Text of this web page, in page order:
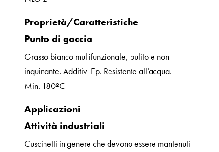
Proprietà/Caratteristiche
Punto di goccia
Grasso bianco multifunzionale, pulito e non
inquinante. Additivi Ep. Resistente all’acqua.
Min. 180ºC
Applicazioni
Attività industriali
Cuscinetti in genere che devono essere mantenuti